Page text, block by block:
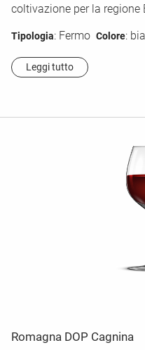
coltivazione per la regione
Tipologia: Fermo Colore:
Leggi tutto
Romagna DOP Cagnina